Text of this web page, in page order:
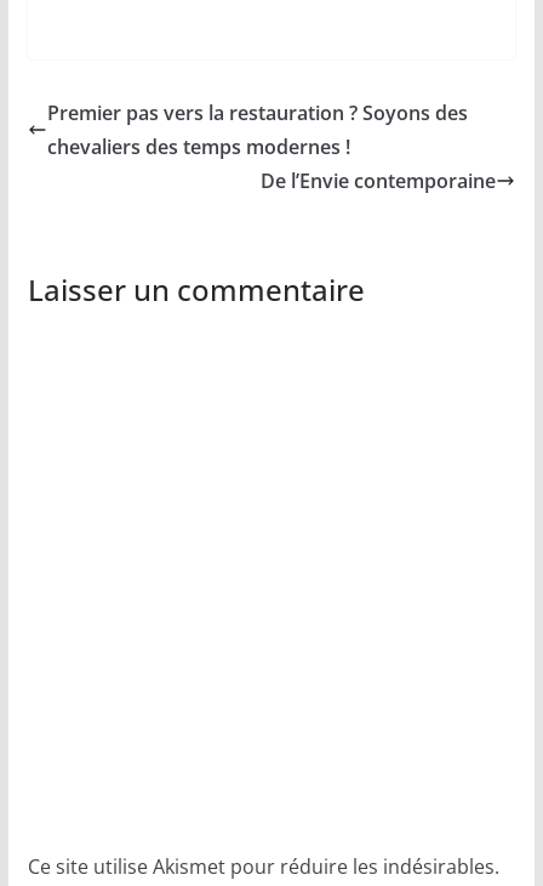
Premier pas vers la restauration ? Soyons des
chevaliers des temps modernes !
De l’Envie contemporaine
Laisser un commentaire
Ce site utilise Akismet pour réduire les indésirables.